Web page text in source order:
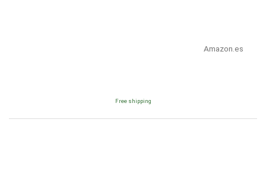
Amazon.es
Free shipping